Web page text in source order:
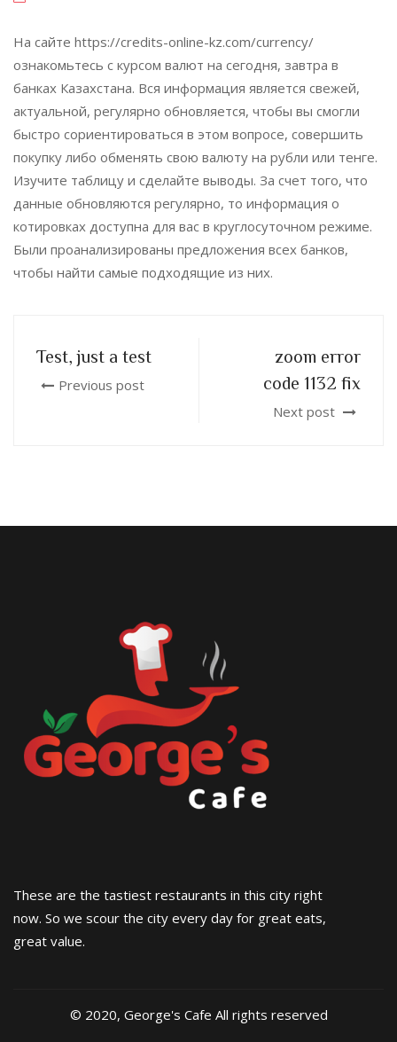
На сайте https://credits-online-kz.com/currency/
ознакомьтесь с курсом валют на сегодня, завтра в
банках Казахстана. Вся информация является свежей,
актуальной, регулярно обновляется, чтобы вы смогли
быстро сориентироваться в этом вопросе, совершить
покупку либо обменять свою валюту на рубли или тенге.
Изучите таблицу и сделайте выводы. За счет того, что
данные обновляются регулярно, то информация о
котировках доступна для вас в круглосуточном режиме.
Были проанализированы предложения всех банков,
чтобы найти самые подходящие из них.
Test, just a test
Previous post
zoom error
code 1132 fix
Next post
These are the tastiest restaurants in this city right
now. So we scour the city every day for great eats,
great value.
© 2020, George's Cafe All rights reserved